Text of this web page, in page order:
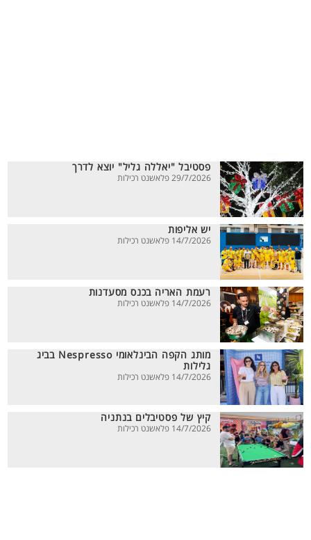
פסטיבל "יאללה גליל" יוצא לדרך
29/7/2026 פלאשנט רכילות
יש אליפות
14/7/2026 פלאשנט רכילות
רעמת האריה בכנס מסעדנות
14/7/2026 פלאשנט רכילות
מותג הקפה הבינלאומי Nespresso בביג
גלילות
14/7/2026 פלאשנט רכילות
קיץ של פסטיבלים בנתניה
14/7/2026 פלאשנט רכילות